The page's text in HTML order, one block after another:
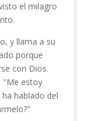
el milagro
y llama a su
porque
con Dios.
"Me estoy
hablado del